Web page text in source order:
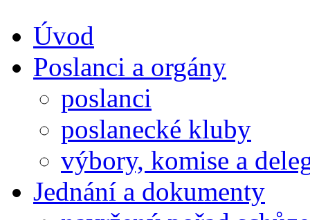
Úvod
Poslanci a orgány
poslanci
poslanecké kluby
výbory, komise a
Jednání a dokumenty